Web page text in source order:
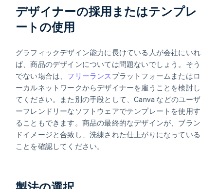
デザイナーの採用またはテンプレ
ートの使用
グラフィックデザイン能力に長けている人が会社にいれ
ば、商品のデザインについては問題ないでしょう。そう
でない場合は、 フリーランス プラットフォームまたはロ
ーカルネットワークからデザイナーを雇うことを検討し
てください。また別の手段として、Canva などのユーザ
ーフレンドリーなソフトウェアでテンプレートを使用す
ることもできます。商品の最終的なデザインが、ブラン
ドイメージと合致し、洗練された仕上がりになっている
ことを確認してください。